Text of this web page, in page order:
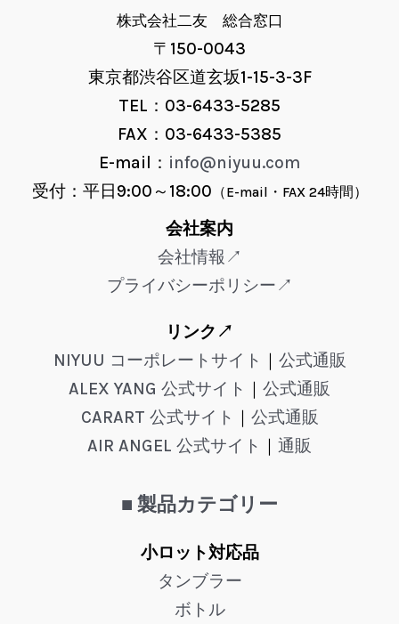
株式会社二友 総合窓口
〒150-0043
東京都渋谷区道玄坂1-15-3-3F
TEL：03-6433-5285
FAX：03-6433-5385
E-mail： info@niyuu.com
受付：平日9:00～18:00 （E-mail・FAX 24時間）
会社案内
会社情報↗
プライバシーポリシー↗
リンク↗
NIYUU コーポレートサイト ｜ 公式通販
ALEX YANG 公式サイト ｜ 公式通販
CARART 公式サイト ｜ 公式通販
AIR ANGEL 公式サイト ｜ 通販
■ 製品カテゴリー
小ロット対応品
タンブラー
ボトル